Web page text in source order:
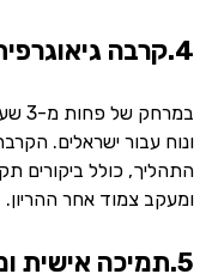
4.קרבה גיאוגרפית ונוחות לוגיסטית
ונוח עבור ישראלים.
התהליך, כולל ביקורים
ומעקב צמוד אחר ההריון.
5.תמיכה אישית ומקצועית